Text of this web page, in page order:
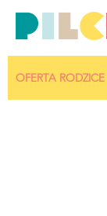
OFERTA RODZICE